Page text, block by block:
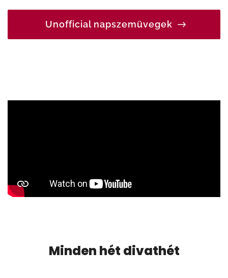
Unofficial napszemüvegek
Minden hét divathét